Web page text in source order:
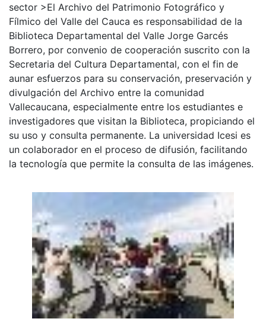
sector >El Archivo del Patrimonio Fotográfico y
Fílmico del Valle del Cauca es responsabilidad de la
Biblioteca Departamental del Valle Jorge Garcés
Borrero, por convenio de cooperación suscrito con la
Secretaria del Cultura Departamental, con el fin de
aunar esfuerzos para su conservación, preservación y
divulgación del Archivo entre la comunidad
Vallecaucana, especialmente entre los estudiantes e
investigadores que visitan la Biblioteca, propiciando el
su uso y consulta permanente. La universidad Icesi es
un colaborador en el proceso de difusión, facilitando
la tecnología que permite la consulta de las imágenes.